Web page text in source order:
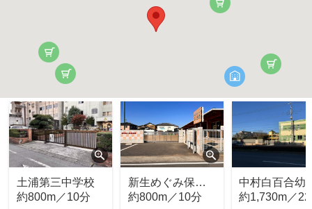
土浦第三中学校
約800m／10分
新生めぐみ保育
園
約800m／10分
中村白百合幼
園
約1,730m／